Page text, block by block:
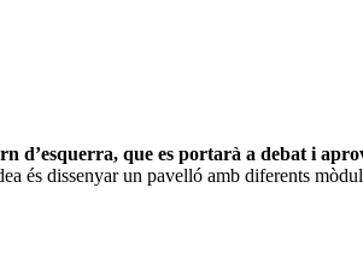
d’esquerra, que es portarà a debat i
és dissenyar un pavelló amb diferents